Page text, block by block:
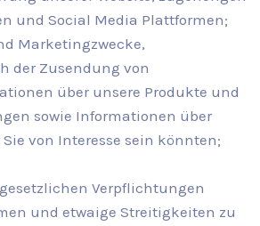
und Social Media Plattformen;
Marketingzwecke,
der Zusendung von
über unsere Produkte und
sowie Informationen über
von Interesse sein könnten;
Verpflichtungen
und etwaige Streitigkeiten zu